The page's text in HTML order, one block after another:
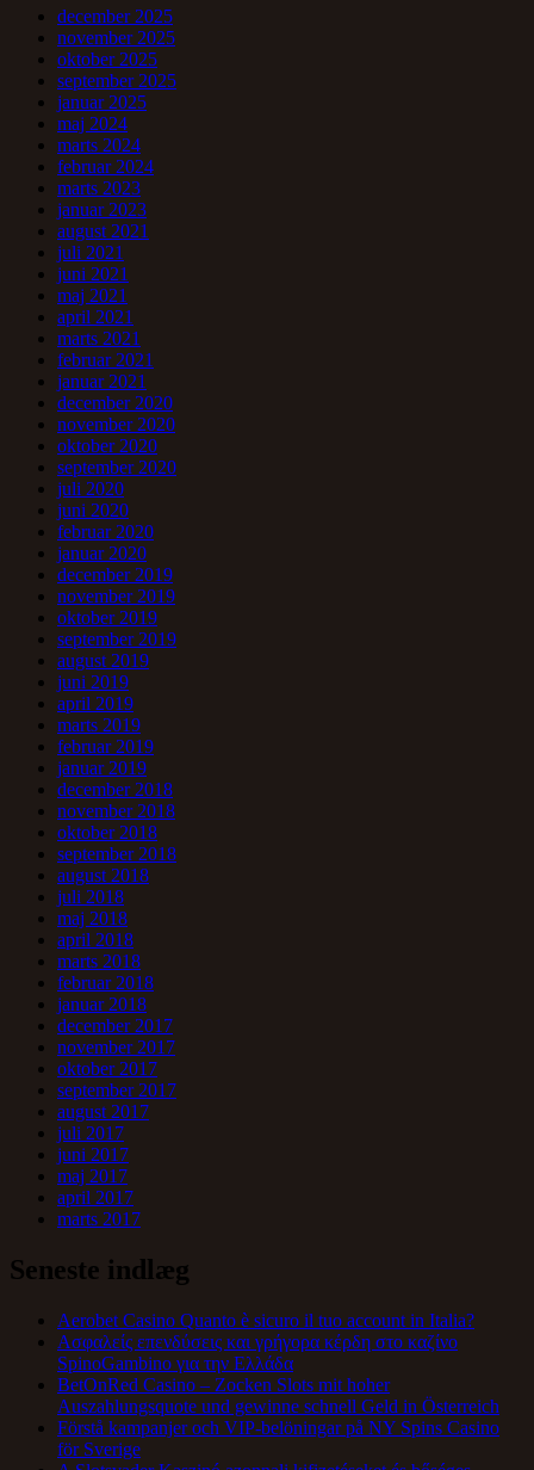
december 2025
november 2025
oktober 2025
september 2025
januar 2025
maj 2024
marts 2024
februar 2024
marts 2023
januar 2023
august 2021
juli 2021
juni 2021
maj 2021
april 2021
marts 2021
februar 2021
januar 2021
december 2020
november 2020
oktober 2020
september 2020
juli 2020
juni 2020
februar 2020
januar 2020
december 2019
november 2019
oktober 2019
september 2019
august 2019
juni 2019
april 2019
marts 2019
februar 2019
januar 2019
december 2018
november 2018
oktober 2018
september 2018
august 2018
juli 2018
maj 2018
april 2018
marts 2018
februar 2018
januar 2018
december 2017
november 2017
oktober 2017
september 2017
august 2017
juli 2017
juni 2017
maj 2017
april 2017
marts 2017
Seneste indlæg
Aerobet Casino Quanto è sicuro il tuo account in Italia?
Ασφαλείς επενδύσεις και γρήγορα κέρδη στο καζίνο
SpinoGambino για την Ελλάδα
BetOnRed Casino – Zocken Slots mit hoher
Auszahlungsquote und gewinne schnell Geld in Österreich
Förstå kampanjer och VIP-belöningar på NY Spins Casino
för Sverige